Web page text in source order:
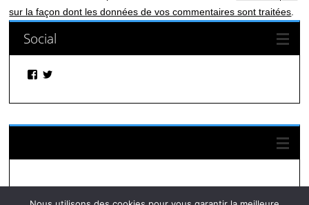
sur la façon dont les données de vos commentaires sont traitées.
Social
Facebook